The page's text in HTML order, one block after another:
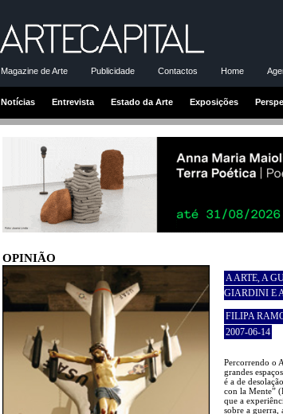
Magazine de Arte Publicidade Contactos Home
Notícias Entrevista Estado da Arte Exposições
OPINIÃO
A ARTE, A
GIARDINI E
FILIPA
2007-06-14
Percorrendo o
grandes
é a de
con la Mente”
que a
sobre a guerra,